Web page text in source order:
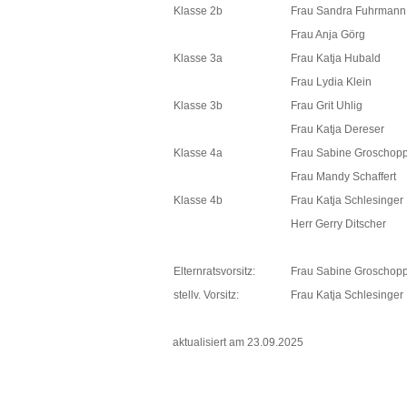
Klasse 2b
Frau Sandra Fuhrmann
Frau Anja Görg
Klasse 3a
Frau Katja Hubald
Frau Lydia Klein
Klasse 3b
Frau Grit Uhlig
Frau Katja Dereser
Klasse 4a
Frau Sabine
Frau Mandy Schaffert
Klasse 4b
Frau Katja Schlesinger
Herr Gerry Ditscher
Elternratsvorsitz:
Frau Sabine
stellv. Vorsitz:
Frau Katja Schlesinger
aktualisiert am 23.09.2025